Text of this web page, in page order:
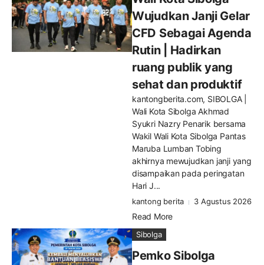
Wujudkan Janji Gelar
CFD Sebagai Agenda
Rutin | Hadirkan
ruang publik yang
sehat dan produktif
kantongberita.com, SIBOLGA |
Wali Kota Sibolga Akhmad
Syukri Nazry Penarik bersama
Wakil Wali Kota Sibolga Pantas
Maruba Lumban Tobing
akhirnya mewujudkan janji yang
disampaikan pada peringatan
Hari J...
kantong berita 3 Agustus 2026
Read More
Sibolga
Pemko Sibolga